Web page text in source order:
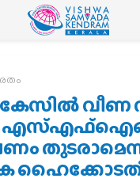
കേസില്‍